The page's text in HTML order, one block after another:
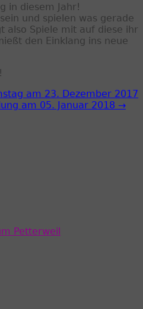
in diesem Jahr!
und spielen was gerade
also Spiele mit auf diese ihr
den Einklang ins neue
am 23. Dezember 2017
am 05. Januar 2018 →
Petterweil